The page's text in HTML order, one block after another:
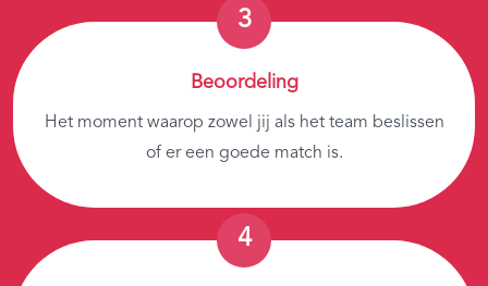
Beoordeling
Het moment waarop zowel jij als het team beslissen
of er een goede match is.